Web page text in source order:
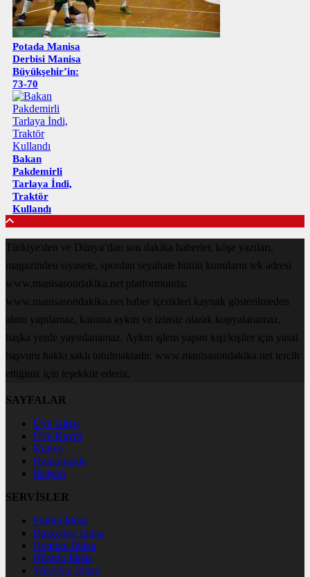
Potada Manisa
Derbisi Manisa
Büyükşehir’in:
73-70
Bakan
Pakdemirli
Tarlaya İndi,
Traktör
Kullandı
Türkiye'den ve Dünya’dan son dakika haberler, köşe yazıları,
magazinden siyasete, spordan seyahate bütün konuların tek adresi
www.manisasondakika.net platformunda;
www.manisasondakika.net haber içerikleri kaynak gösterilmeden
alıntı yapılamaz, kanuna aykırı ve izinsiz olarak kopyalanamaz,
başka yerde yayınlanamaz. Aykırı işlem yapan kişi/kişiler için yasal
başvuru hakkı saklı tutulmaktadır. www.manisasondakika.net tercih
ettiğiniz için teşekkür ederiz.
SAYFALAR
Üye Girişi
Üye Kaydı
Künye
Hakkımızda
İletişim
SERVİSLER
Futbol İddaa
Basketbol İddaa
Hentbol İddaa
Bilardo İddaa
Voleybol İddaa